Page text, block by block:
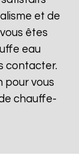
et de
êtes
eau
contacter.
pour vous
chauffe-